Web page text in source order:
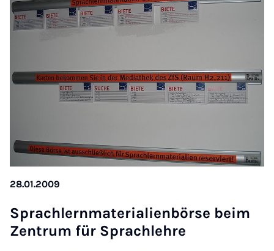
28.01.2009
Sprachlern­ma­teri­ali­en­börse beim
Zen­trum für Sprach­lehre